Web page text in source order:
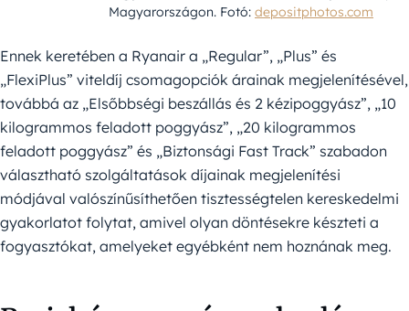
Magyarországon. Fotó: depositphotos.com
Ennek keretében a Ryanair a „Regular”, „Plus” és
„FlexiPlus” viteldíj csomagopciók árainak megjelenítésével,
továbbá az „Elsőbbségi beszállás és 2 kézipoggyász”, „10
kilogrammos feladott poggyász”, „20 kilogrammos
feladott poggyász” és „Biztonsági Fast Track” szabadon
választható szolgáltatások díjainak megjelenítési
módjával valószínűsíthetően tisztességtelen kereskedelmi
gyakorlatot folytat, amivel olyan döntésekre készteti a
fogyasztókat, amelyeket egyébként nem hoznának meg.